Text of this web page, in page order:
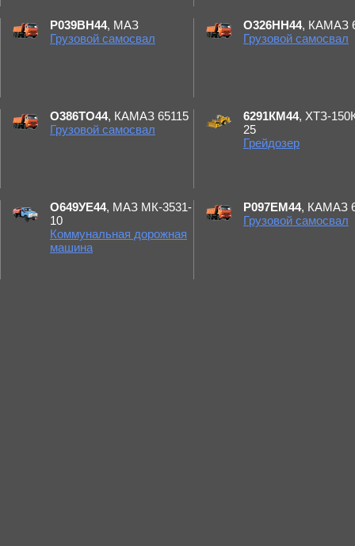
Р039ВН44, МАЗ
Грузовой самосвал
О326НН44, КАМАЗ
Грузовой самосвал
О386ТО44, КАМАЗ 65115
Грузовой самосвал
6291КМ44, ХТЗ-
25
Грейдозер
О649УЕ44, МАЗ МК-3531-
10
Коммунальная дорожная
машина
Р097ЕМ44, КАМАЗ
Грузовой самосвал